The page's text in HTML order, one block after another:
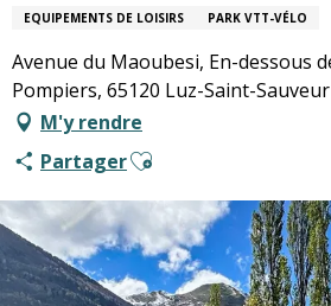
EQUIPEMENTS DE LOISIRS PARK VTT-VÉLO
Avenue du Maoubesi, En-dessous
Pompiers, 65120 Luz-Saint-Sauveur
M'y rendre
PartagerAjouter aux favoris